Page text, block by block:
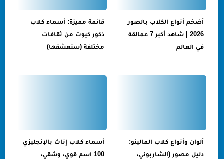
أضخم أنواع الكلاب بالصور
2026 | شاهد أكبر 7 عمالقة
في العالم
قائمة مميزة: أسماء كلاب
ذكور كيوت من ثقافات
مختلفة (ستعشقها)
ألوان وأنواع كلاب المالينو:
دليل مصور (الشاربوني،
أسماء كلاب إناث بالإنجليزي
100 اسم قوي، وشقي،